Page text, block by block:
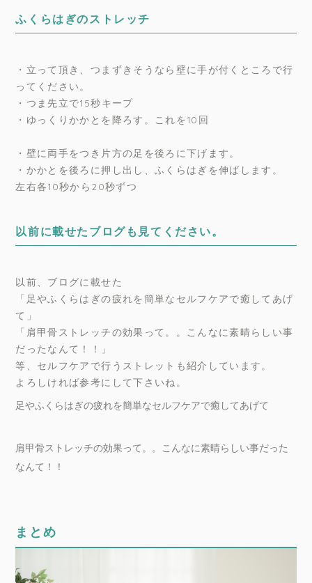
ふくらはぎのストレッチ
・立って頂き、つまずきそうなら壁に手が付くところで行
ってください。
・つま先立で15秒キープ
・ゆっくりかかとを降ろす。これを10回
・壁に両手をつき片方の足を後ろに下げます。
・かかとを後ろに押し出し、ふくらはぎを伸ばします。
左右各10秒から20秒ずつ
以前に載せたブログも見てください。
以前、ブログに載せた
「足やふくらはぎの疲れを簡単なセルフケアで癒してあげ
て」
「肩甲骨ストレッチの効果って。。こんなに素晴らしい事
だったなんて！！」
等、セルフケアで行うストレットも紹介しています。
よろしければ参考にして下さいね。
足やふくらはぎの疲れを簡単なセルフケアで癒してあげて
肩甲骨ストレッチの効果って。。こんなに素晴らしい事だった
なんて！！
まとめ